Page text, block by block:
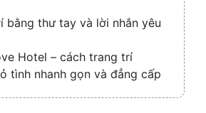
bằng thư tay và lời nhắn yêu
Hotel – cách trang trí
tình nhanh gọn và đẳng cấp